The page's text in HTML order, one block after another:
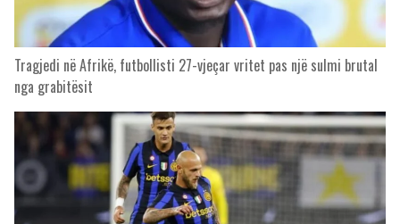
Tragjedi në Afrikë, futbollisti 27-vjeçar vritet pas një sulmi brutal
nga grabitësit